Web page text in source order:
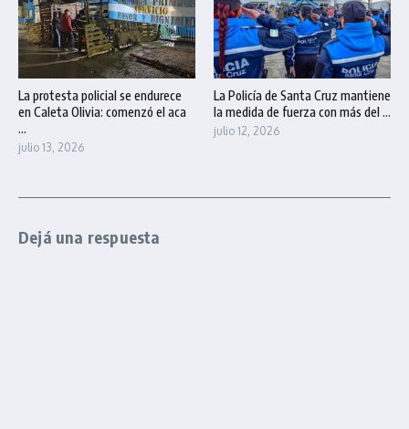
La protesta policial se endurece
en Caleta Olivia: comenzó el aca
...
julio 13, 2026
La Policía de Santa Cruz mantiene
la medida de fuerza con más del ...
julio 12, 2026
Dejá una respuesta